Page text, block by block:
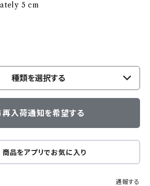
5 cm
種類を選択する
再入荷通知を希望する
商品をアプリでお気に入り
通報する